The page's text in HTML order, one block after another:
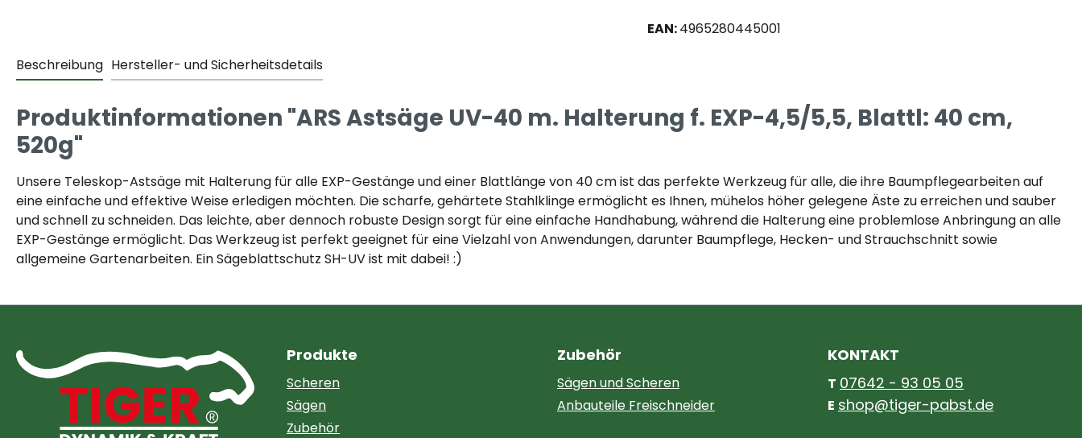
EAN:4965280445001
Beschreibung Hersteller- und Sicherheitsdetails
Produktinformationen "ARS Astsäge UV-40 m. Halterung f. EXP-4,5/5,5, Blattl: 40 cm,
520g"
Unsere Teleskop-Astsäge mit Halterung für alle EXP-Gestänge und einer Blattlänge von 40 cm ist das perfekte Werkzeug für alle, die ihre Baumpflegearbeiten auf
eine einfache und effektive Weise erledigen möchten. Die scharfe, gehärtete Stahlklinge ermöglicht es Ihnen, mühelos höher gelegene Äste zu erreichen und sauber
und schnell zu schneiden. Das leichte, aber dennoch robuste Design sorgt für eine einfache Handhabung, während die Halterung eine problemlose Anbringung an alle
EXP-Gestänge ermöglicht. Das Werkzeug ist perfekt geeignet für eine Vielzahl von Anwendungen, darunter Baumpflege, Hecken- und Strauchschnitt sowie
allgemeine Gartenarbeiten. Ein Sägeblattschutz SH-UV ist mit dabei! :)
Produkte
Scheren
Sägen
Zubehör
Zubehör
Sägen und Scheren
Anbauteile Freischneider
KONTAKT
T 07642 - 93 05 05
E shop@tiger-pabst.de